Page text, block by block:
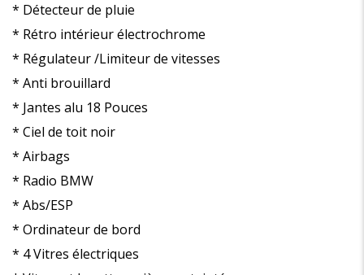
* Détecteur de pluie
* Rétro intérieur électrochrome
* Régulateur /Limiteur de vitesses
* Anti brouillard
* Jantes alu 18 Pouces
* Ciel de toit noir
* Airbags
* Radio BMW
* Abs/ESP
* Ordinateur de bord
* 4 Vitres électriques